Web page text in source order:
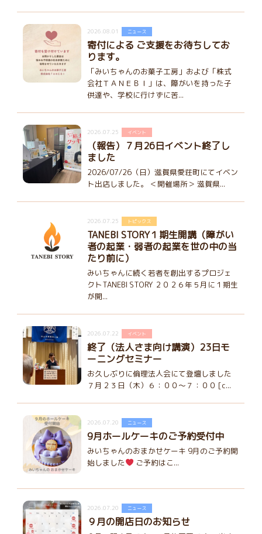
2026.08.01 ニュース
寄付による ご支援をお待ちしてお
ります。
「みいちゃんのお菓子工房」および「株式
会社ＴＡＮＥＢＩ」は、障がいを持った子
供達や、学校に行けずに苦...
2026.07.25 イベント
（報告）７月26日イベント終了し
ました
2026/07/26（日）滋賀県愛荘町にてイベン
ト出店しました。 ＜開催場所＞ 滋賀県...
2026.07.25 トピックス
TANEBI STORY１期生開講（障がい
者の起業・弱者の起業を世の中の当
たり前に）
みいちゃんに続く若者を創出するプロジェ
クトTANEBI STORY ２０２６年５月に１期生
が開...
2026.07.22 イベント
終了（法人さま向け講演）23日モ
ーニングセミナー
お久しぶりに倫理法人会にて登壇しました
７月２３日（木）６：００～７：００ [c...
2026.07.20 ニュース
9月ホールケーキのご予約受付中
みいちゃんのおまかせケーキ 9月のご予約開
始しました
ご予約はこ...
2026.07.20 ニュース
９月の開店日のお知らせ